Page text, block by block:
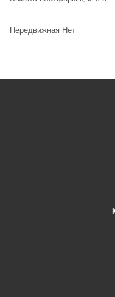
Передвижная Нет